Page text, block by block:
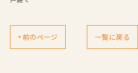
< 前のページ 一覧に戻る